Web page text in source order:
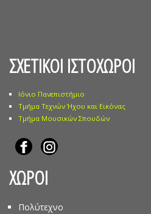
ΣΧΕΤΙΚΟΙ ΙΣΤΟΧΩΡΟΙ
Ιόνιο Πανεπιστήμιο
Τμήμα Τεχνών Ήχου και Εικόνας
Τμήμα Μουσικών Σπουδών
ΧΩΡΟΙ
Πολύτεχνο